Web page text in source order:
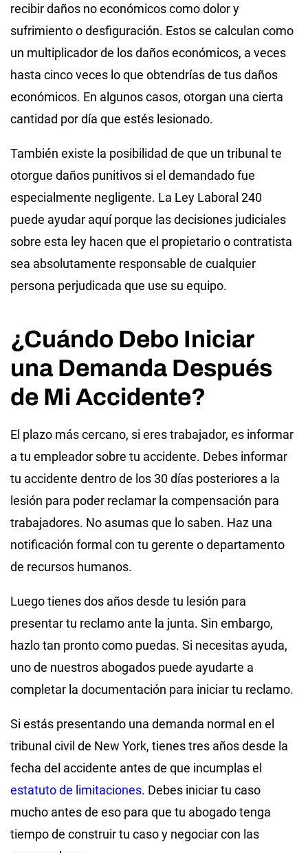
recibir daños no económicos como dolor y
sufrimiento o desfiguración. Estos se calculan como
un multiplicador de los daños económicos, a veces
hasta cinco veces lo que obtendrías de tus daños
económicos. En algunos casos, otorgan una cierta
cantidad por día que estés lesionado.
También existe la posibilidad de que un tribunal te
otorgue daños punitivos si el demandado fue
especialmente negligente. La Ley Laboral 240
puede ayudar aquí porque las decisiones judiciales
sobre esta ley hacen que el propietario o contratista
sea absolutamente responsable de cualquier
persona perjudicada que use su equipo.
¿Cuándo Debo Iniciar
una Demanda Después
de Mi Accidente?
El plazo más cercano, si eres trabajador, es informar
a tu empleador sobre tu accidente. Debes informar
tu accidente dentro de los 30 días posteriores a la
lesión para poder reclamar la compensación para
trabajadores. No asumas que lo saben. Haz una
notificación formal con tu gerente o departamento
de recursos humanos.
Luego tienes dos años desde tu lesión para
presentar tu reclamo ante la junta. Sin embargo,
hazlo tan pronto como puedas. Si necesitas ayuda,
uno de nuestros abogados puede ayudarte a
completar la documentación para iniciar tu reclamo.
Si estás presentando una demanda normal en el
tribunal civil de New York, tienes tres años desde la
fecha del accidente antes de que incumplas el
estatuto de limitaciones. Debes iniciar tu caso
mucho antes de eso para que tu abogado tenga
tiempo de construir tu caso y negociar con las